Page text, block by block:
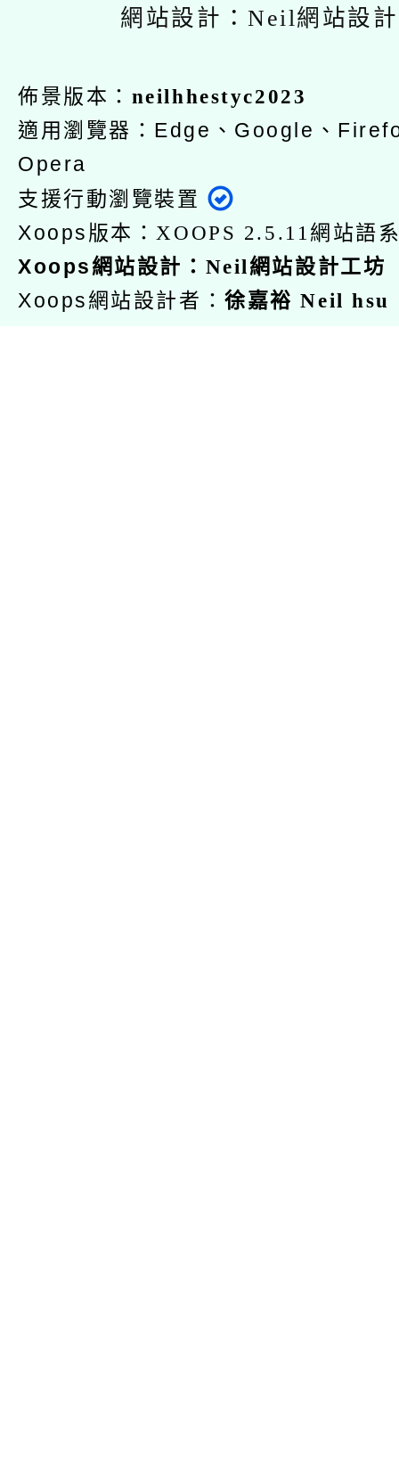
網站設計：Neil網站設
佈景版本： neilhhestyc2023
適用瀏覽器：Edge、Google、
Opera
支援行動瀏覽裝置
Xoops版本：XOOPS 2.5.11 網站語
Xoops網站設計 ： Neil網站設計工坊
Xoops網站設計者：徐嘉裕 Neil hsu